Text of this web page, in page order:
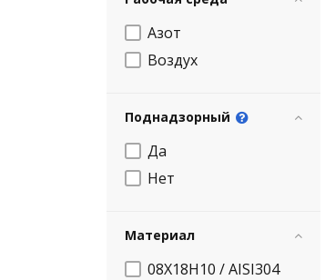
Азот
Воздух
Поднадзорный
Да
Нет
Материал
08Х18Н10 / AISI304